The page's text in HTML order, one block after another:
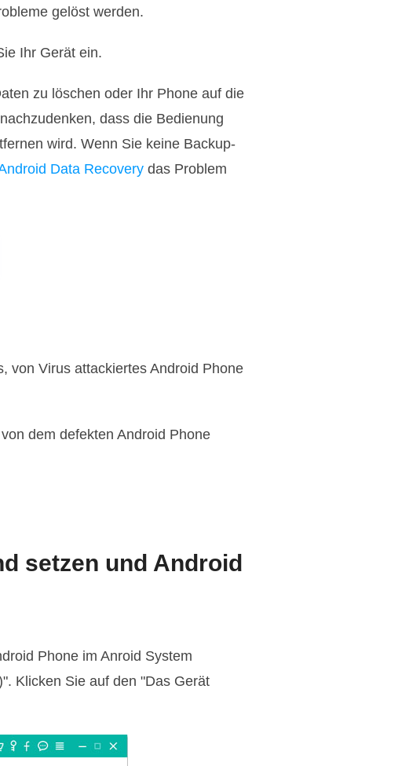
gelöst werden.
Ihr Gerät ein.
zu löschen oder Ihr Phone auf die
dass die Bedienung
wird. Wenn Sie keine Backup-
Data Recovery das Problem
von Virus attackiertes Android Phone
dem defekten Android Phone
setzen und Android
Phone im Anroid System
Klicken Sie auf den "Das Gerät